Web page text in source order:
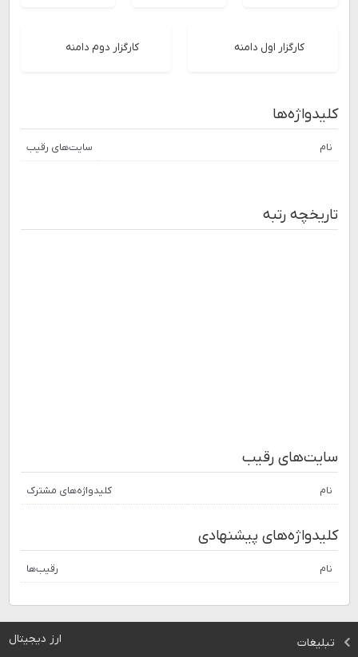
کارگزار اول دامنه کارگزار دوم دامنه
کلیدواژه‌ها
نام سایت‌های رقیب
تاریخچه رتبه
سایت‌های رقیب
نام کلیدواژه‌های مشترک
کلیدواژه‌های پیشنهادی
نام رقیب‌ها
ارز دیجیتال تبلیغات